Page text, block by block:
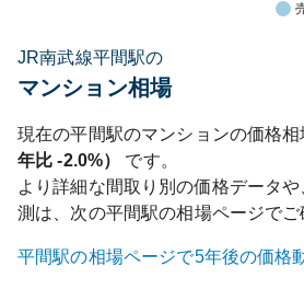
JR南武線平間駅の
マンション相場
現在の平間駅のマンションの価格相
年比-2.0%）
です。
より詳細な間取り別の価格データ
測は、次の平間駅の相場ページでご
平間駅の相場ページで5年後の価格